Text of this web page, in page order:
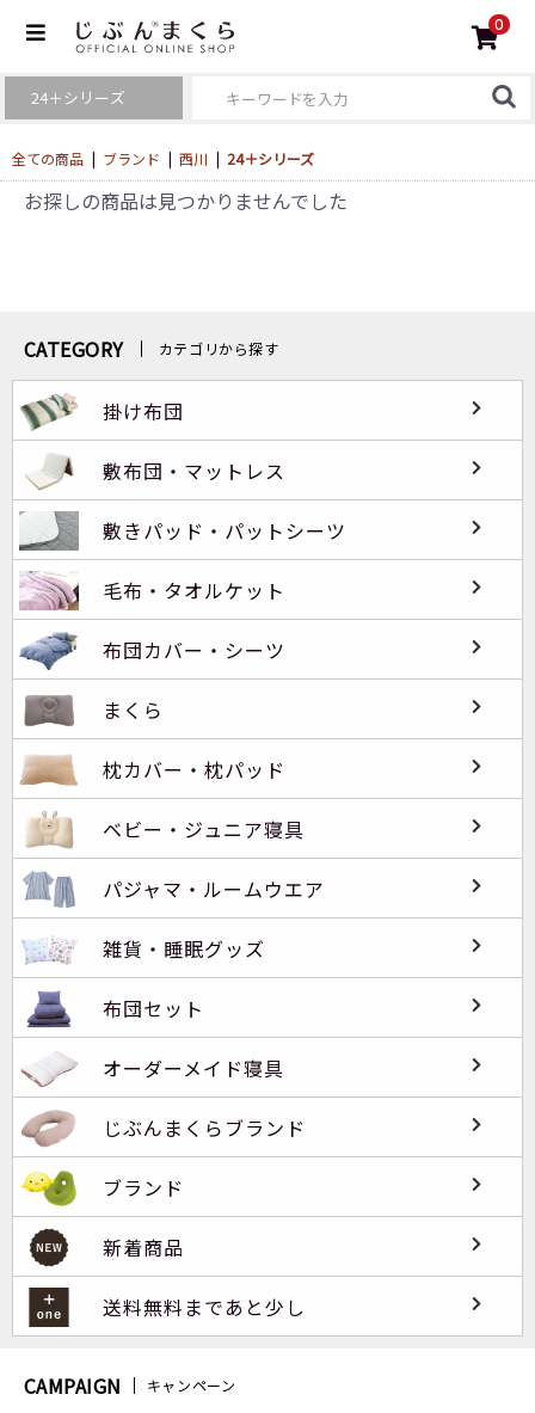
0
全ての商品 | ブランド | 西川 | 24＋シリーズ
お探しの商品は見つかりませんでした
CATEGORY カテゴリから探す
掛け布団
敷布団・マットレス
敷きパッド・パットシーツ
毛布・タオルケット
布団カバー・シーツ
まくら
枕カバー・枕パッド
ベビー・ジュニア寝具
パジャマ・ルームウエア
雑貨・睡眠グッズ
布団セット
オーダーメイド寝具
じぶんまくらブランド
ブランド
新着商品
送料無料まであと少し
CAMPAIGN キャンペーン